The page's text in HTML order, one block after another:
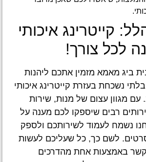
קייטרינג איכותי
לכל צורך!
ביג מאמא מזמין אתכם ליהנות
בלתי נשכחת בעזרת קייטרינג איכותי
עם מגוון עצום של מנות, שירות
רבים שיספקו לכם מענה על
נשמח לעמוד לשירותכם ולספק
לשם כך, כל שעליכם לעשות
קשר באמצעות אחת מהדרכים